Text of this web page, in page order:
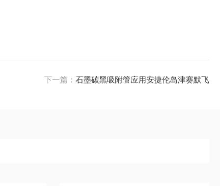
下一篇： 石墨碳黑吸附管应用安捷伦岛津赛默飞